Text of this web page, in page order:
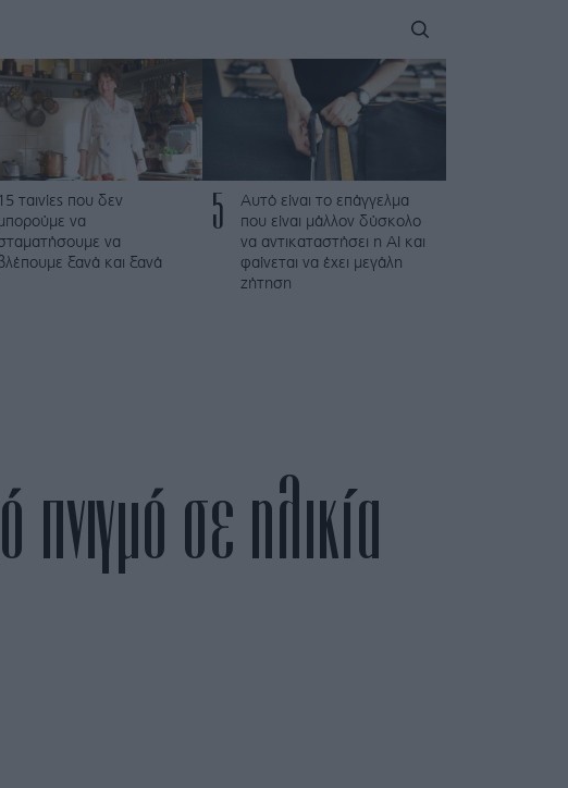
15 ταινίες που δεν
να
να
βλέπουμε ξανά και ξανά
5
Αυτό είναι το επάγγελμα
που είναι μάλλον δύσκολο
να αντικαταστήσει η AI και
φαίνεται να έχει μεγάλη
ζήτηση
σε ηλικία